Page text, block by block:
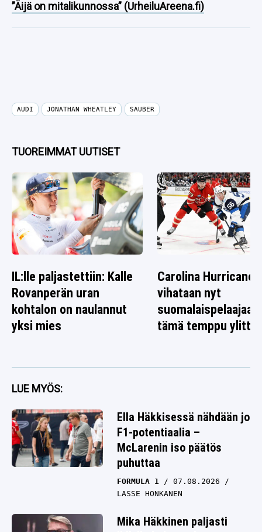
”Äijä on mitalikunnossa” (UrheiluAreena.fi)
AUDI JONATHAN WHEATLEY SAUBER
TUOREIMMAT UUTISET
IL:lle paljastettiin: Kalle
Rovanperän uran
kohtalon on naulannut
yksi mies
Carolina
vihataan nyt
suomalaispelaajaa
tämä temppu ylitti
LUE MYÖS:
Ella Häkkisessä nähdään jo
F1-potentiaalia –
McLarenin iso päätös
puhuttaa
FORMULA 1
07.08.2026
LASSE HONKANEN
Mika Häkkinen paljasti